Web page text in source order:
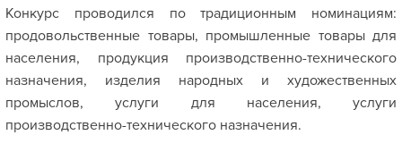
Конкурс проводился по традиционным номинациям:
продовольственные товары, промышленные товары для
населения, продукция производственно-технического
назначения, изделия народных и художественных
промыслов, услуги для населения, услуги
производственно-технического назначения.